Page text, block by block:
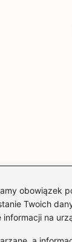
obowiązek
Twoich
informacji na